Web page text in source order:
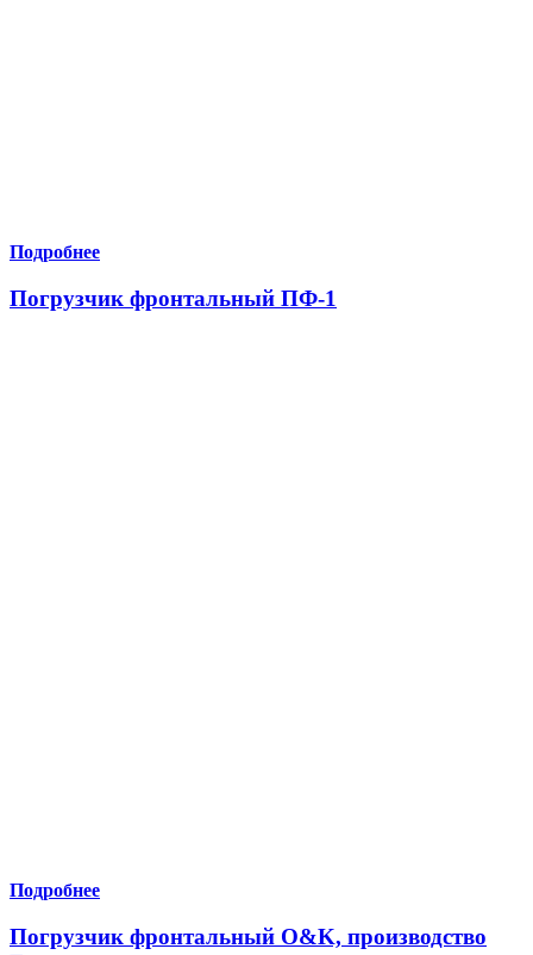
Подробнее
Погрузчик фронтальный ПФ-1
Подробнее
Погрузчик фронтальный O&K, производство